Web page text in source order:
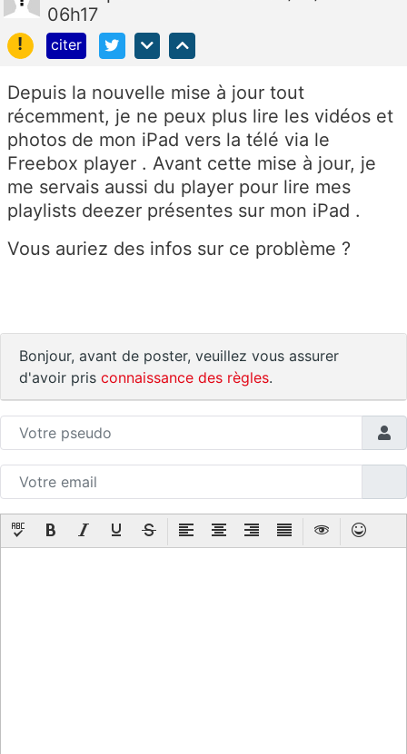
06h17
!
citer
Depuis la nouvelle mise à jour tout
récemment, je ne peux plus lire les vidéos et
photos de mon iPad vers la télé via le
Freebox player . Avant cette mise à jour, je
me servais aussi du player pour lire mes
playlists deezer présentes sur mon iPad .
Vous auriez des infos sur ce problème ?
Bonjour, avant de poster, veuillez vous assurer
d'avoir pris connaissance des règles.